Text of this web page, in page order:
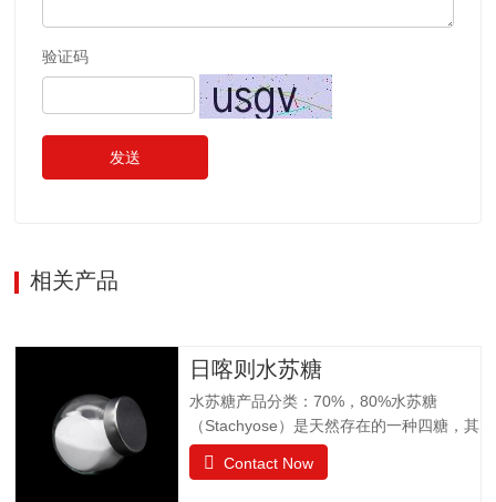
验证码
发送
相关产品
日喀则水苏糖
水苏糖产品分类：70%，80%水苏糖
（Stachyose）是天然存在的一种四糖，其
结构有两个半乳糖、一个葡萄糖和一个果
糖组成。是一种非还原性功能低聚糖，水
Contact Now